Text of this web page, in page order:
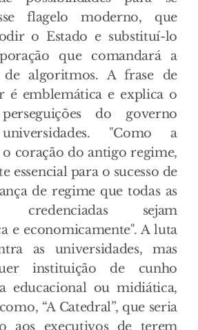
flagelo moderno, que
o Estado e substituí-lo
que comandará a
de algoritmos. A frase de
é emblemática e explica o
do governo
"Como a
coração do antigo regime,
essencial para o sucesso de
de regime que todas as
credenciadas sejam
e economicamente". A luta
as universidades, mas
instituição de cunho
educacional ou midiática,
“A Catedral”, que seria
aos executivos de terem